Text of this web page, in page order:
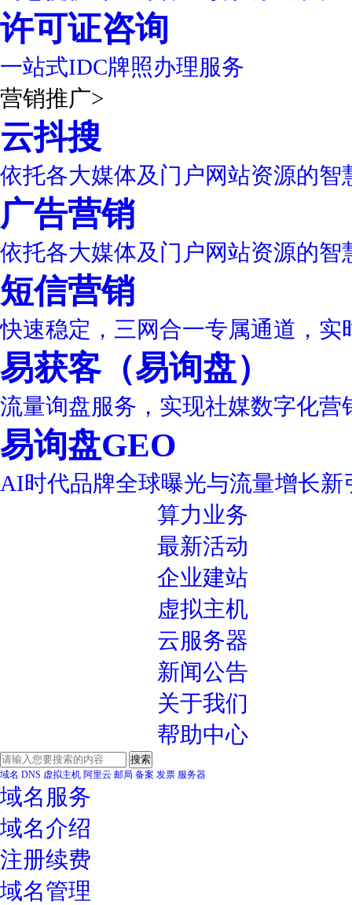
许可证咨询
一站式IDC牌照办理服务
营销推广>
云抖搜
依托各大媒体及门户网站资源的智
广告营销
依托各大媒体及门户网站资源的智
短信营销
快速稳定，三网合一专属通道，实
易获客（易询盘）
流量询盘服务，实现社媒数字化营
易询盘GEO
AI时代品牌全球曝光与流量增长新
算力业务
最新活动
企业建站
虚拟主机
云服务器
新闻公告
关于我们
帮助中心
域名 DNS 虚拟主机 阿里云 邮局 备案 发票 服务器
域名服务
域名介绍
注册续费
域名管理